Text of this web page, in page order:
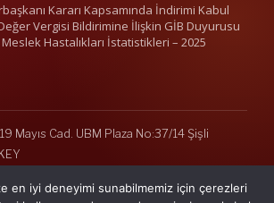
Kararı Kapsamında İndirimi Kabul
Vergisi Bildirimine İlişkin GİB Duyurusu
Hastalıkları İstatistikleri – 2025
Mayıs Cad. UBM Plaza No:37/14 Şişli
240 33 39
en iyi deneyimi sunabilmemiz için çerezleri